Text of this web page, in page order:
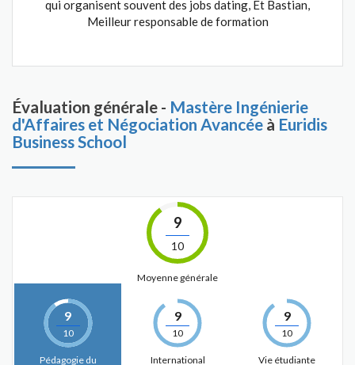
qui organisent souvent des jobs dating, Et Bastian,
Meilleur responsable de formation
Évaluation générale - Mastère Ingénierie
d'Affaires et Négociation Avancée à Euridis
Business School
9
10
Moyenne générale
9
10
Pédagogie du
9
10
International
9
10
Vie étudiante